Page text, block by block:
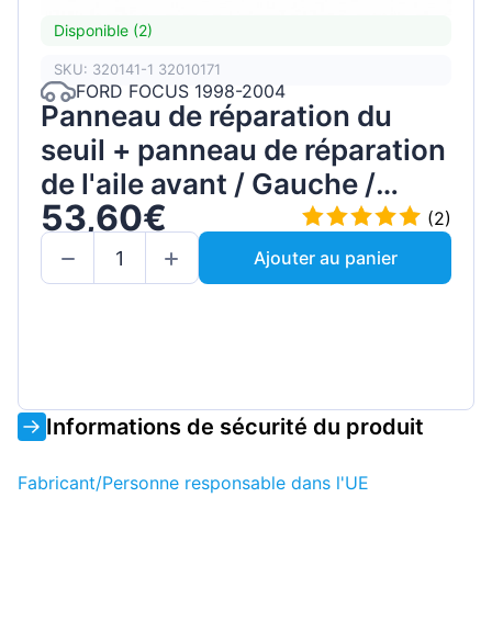
Disponible (2)
SKU: 320141-1 32010171
FORD FOCUS 1998-2004
Panneau de réparation du
seuil + panneau de réparation
de l'aile avant / Gauche /
Ensemble
53,60€
(2)
Ajouter au panier
Informations de sécurité du produit
Fabricant/Personne responsable dans l'UE